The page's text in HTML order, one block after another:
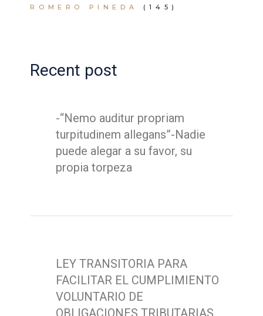
ROMERO PINEDA (145)
Recent post
-“Nemo auditur propriam
turpitudinem allegans”-Nadie
puede alegar a su favor, su
propia torpeza
LEY TRANSITORIA PARA
FACILITAR EL CUMPLIMIENTO
VOLUNTARIO DE